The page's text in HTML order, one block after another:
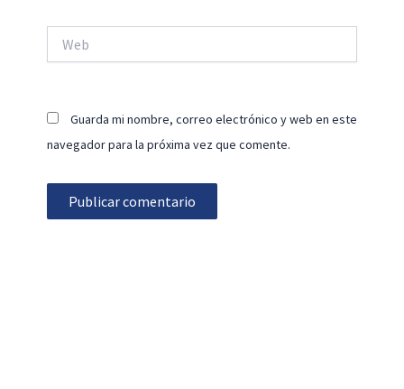
Guarda mi nombre, correo electrónico y web en este
navegador para la próxima vez que comente.